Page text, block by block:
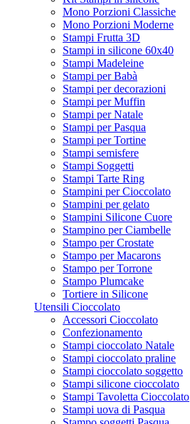
Mono Porzioni Classiche
Mono Porzioni Moderne
Stampi Frutta 3D
Stampi in silicone 60x40
Stampi Madeleine
Stampi per Babà
Stampi per decorazioni
Stampi per Muffin
Stampi per Natale
Stampi per Pasqua
Stampi per Tortine
Stampi semisfere
Stampi Soggetti
Stampi Tarte Ring
Stampini per Cioccolato
Stampini per gelato
Stampini Silicone Cuore
Stampino per Ciambelle
Stampo per Crostate
Stampo per Macarons
Stampo per Torrone
Stampo Plumcake
Tortiere in Silicone
Utensili Cioccolato
Accessori Cioccolato
Confezionamento
Stampi cioccolato Natale
Stampi cioccolato praline
Stampi cioccolato soggetto
Stampi silicone cioccolato
Stampi Tavoletta Cioccolato
Stampi uova di Pasqua